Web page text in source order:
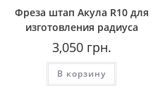
Фреза штап Акула R10 для
изготовления радиуса
3,050грн.
В корзину